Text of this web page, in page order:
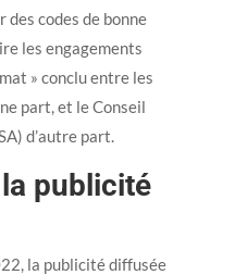
codes de bonne
les engagements
» conclu entre les
part, et le Conseil
d’autre part.
publicité
la publicité diffusée